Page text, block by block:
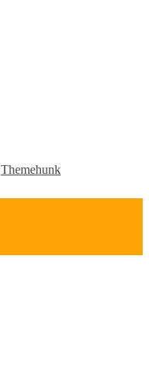
Themehunk